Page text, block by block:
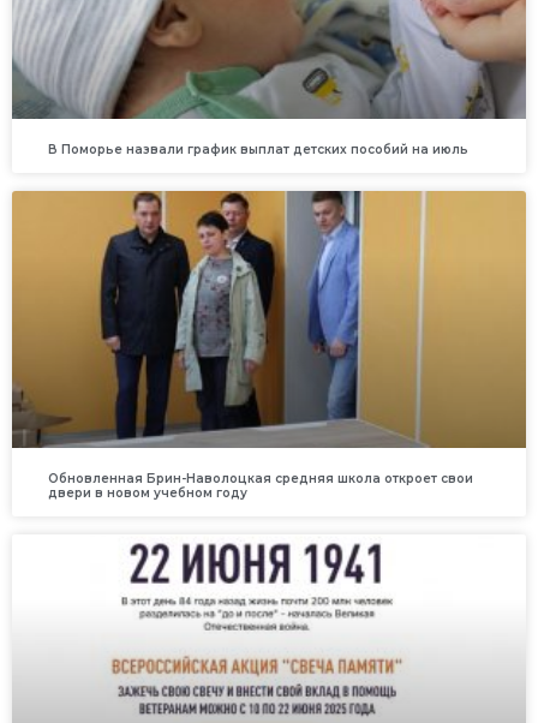
В Поморье назвали график выплат детских пособий на июль
Обновленная Брин-Наволоцкая средняя школа откроет свои
двери в новом учебном году